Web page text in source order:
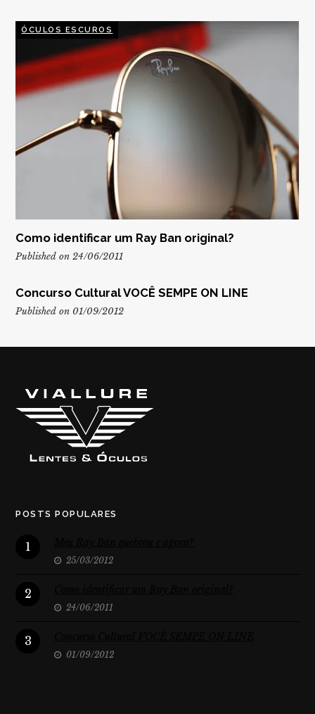
ÓCULOS ESCUROS
Como identificar um Ray Ban original?
Published on 24/06/2011
Concurso Cultural VOCÊ SEMPE ON LINE
Published on 01/09/2012
POSTS POPULARES
1
25/03/2012
2
24/06/2011
3
01/09/2012